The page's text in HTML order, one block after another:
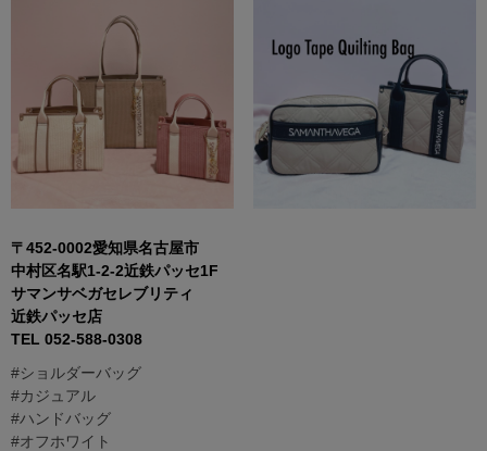
〒452-0002愛知県名古屋市
中村区名駅1-2-2近鉄パッセ1F
サマンサベガセレブリティ
近鉄パッセ店
TEL 052-588-0308
#ショルダーバッグ
#カジュアル
#ハンドバッグ
#オフホワイト